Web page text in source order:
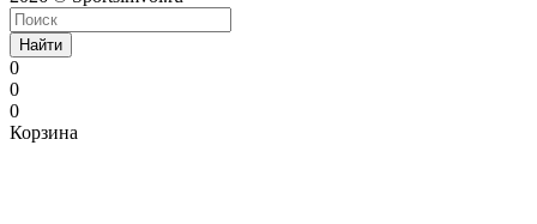
Найти
0
0
0
Корзина